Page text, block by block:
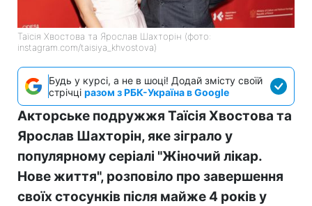
Таїсія Хвостова та Ярослав Шахторін (фото:
instagram.com/taisiya_khvostova)
Будь у курсі, а не в шоці! Додай змісту своїй
стрічці разом з РБК-Україна в Google
Акторське подружжя Таїсія Хвостова та
Ярослав Шахторін, яке зіграло у
популярному серіалі "Жіночий лікар.
Нове життя", розповіло про завершення
своїх стосунків після майже 4 років у